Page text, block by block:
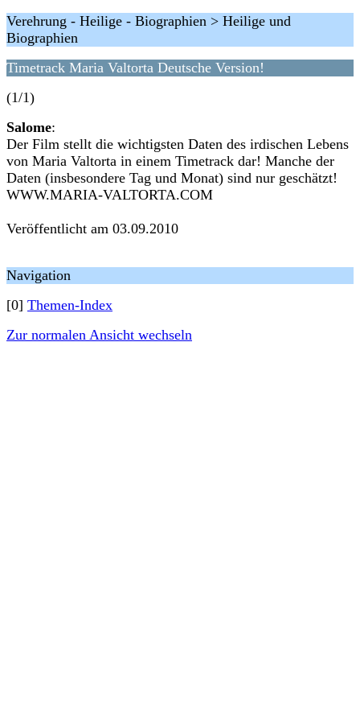
Verehrung - Heilige - Biographien > Heilige und
Biographien
Timetrack Maria Valtorta Deutsche Version!
(1/1)
Salome:
Der Film stellt die wichtigsten Daten des irdischen Lebens
von Maria Valtorta in einem Timetrack dar! Manche der
Daten (insbesondere Tag und Monat) sind nur geschätzt!
WWW.MARIA-VALTORTA.COM
Veröffentlicht am 03.09.2010
Navigation
[0] Themen-Index
Zur normalen Ansicht wechseln